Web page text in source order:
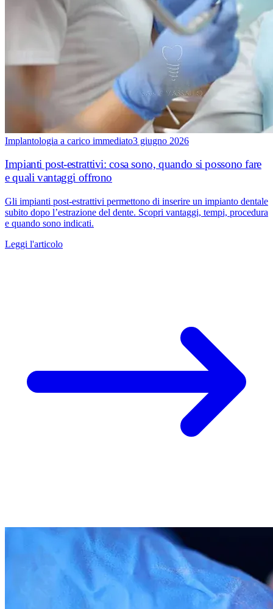
Implantologia a carico immediato3 giugno 2026
Impianti post-estrattivi: cosa sono, quando si possono fare
e quali vantaggi offrono
Gli impianti post-estrattivi permettono di inserire un impianto dentale
subito dopo l’estrazione del dente. Scopri vantaggi, tempi, procedura
e quando sono indicati.
Leggi l'articolo